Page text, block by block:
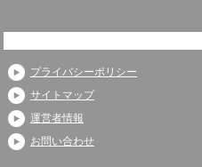
プライバシーポリシー
サイトマップ
運営者情報
お問い合わせ